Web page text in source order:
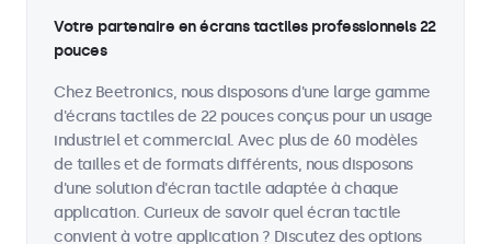
Votre partenaire en écrans tactiles professionnels 22
pouces
Chez Beetronics, nous disposons d'une large gamme
d'écrans tactiles de 22 pouces conçus pour un usage
industriel et commercial. Avec plus de 60 modèles
de tailles et de formats différents, nous disposons
d'une solution d'écran tactile adaptée à chaque
application. Curieux de savoir quel écran tactile
convient à votre application ? Discutez des options